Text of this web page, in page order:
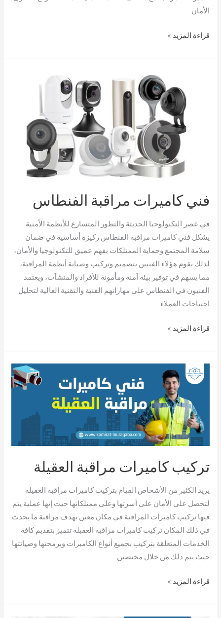
الأمان
قراءة المزيد »
فني كاميرات مراقبة الفنطاس
في عصر التكنولوجيا الحديثة والتطور المتسارع للأنظمة الأمنية
يشكل فني كاميرات مراقبة الفنطاس ركيزة أساسية في ضمان
سلامة المجتمع وحماية الممتلكات بفهم عميق للتكنولوجيا والأمان،
لذلك يقوم هؤلاء الفنيين بتصميم وتركيب وصيانة أنظمة المراقبة،
مما يسهم في توفير بيئة آمنة ومأمونة للأفراد والمنشآت، ويعتمد
الفنيون في الفنطاس على مهاراتهم الفنية والتقنية العالية لتحليل
احتياجات العملاء
الفنطاس
قراءة المزيد »
تركيب كاميرات مراقبة العقيلة
يريد الكثير من الأشخاص القيام بتركيب كاميرات مراقبة العقيلة
لتحصل على الأمان على أسرتها وعلى ممتلكاتها حيث إنها عملية يتم
فيها تركيب كاميرات المراقبة في مكان معين بهدف مراقبة ما يحدث
في ذلك المكان تركيب كاميرات مراقبة العقيلة تتميز بتقديم كافة
الخدمات المتعلقة بتركيب بجميع أنواع الكاميرات وبرمجتها وصيانتها
حيث يتم ذلك من خلال مختصين
تركيب
كاميرات
العقيلة
قراءة المزيد »